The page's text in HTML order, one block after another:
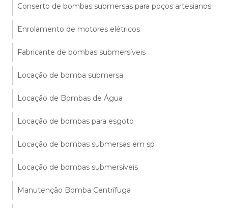
Conserto de bombas submersas para poços artesianos
Enrolamento de motores elétricos
Fabricante de bombas submersíveis
Locação de bomba submersa
Locação de Bombas de Água
Locação de bombas para esgoto
Locação de bombas submersas em sp
Locação de bombas submersíveis
Manutenção Bomba Centrífuga